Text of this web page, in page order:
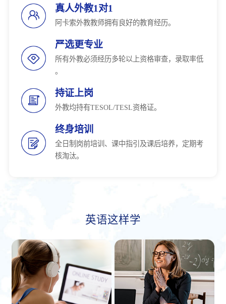
真人外教1对1
阿卡索外教教师拥有良好的教育经历。
严选更专业
所有外教必须经历多轮以上资格审查，录取率低
。
持证上岗
外教均持有TESOL/TESL资格证。
终身培训
全日制岗前培训、课中指引及课后培养，定期考
核淘汰。
英语这样学